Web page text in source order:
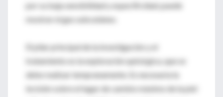
por su baja sensibilidad y especificidad, puede
mostrar el gas subcutáneo.
El pilar principal de la investigación y el
tratamiento es la exploración quirúrgica, que se
debe realizar tempranamente. Es necesaria la
incisión sobre el lugar de cambio máximo de la piel